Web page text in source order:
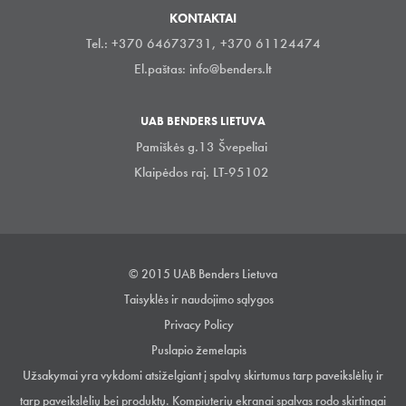
KONTAKTAI
Tel.: +370 64673731, +370 61124474
El.paštas: info@benders.lt
UAB BENDERS LIETUVA
Pamiškės g.13 Švepeliai
Klaipėdos raj. LT-95102
© 2015 UAB Benders Lietuva
Taisyklės ir naudojimo sąlygos
Privacy Policy
Puslapio žemelapis
Užsakymai yra vykdomi atsiželgiant į spalvų skirtumus tarp paveikslėlių ir
tarp paveikslėlių bei produktų. Kompiuterių ekranai spalvas rodo skirtingai